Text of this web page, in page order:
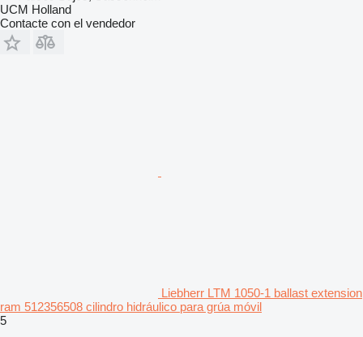
UCM Holland
Contacte con el vendedor
Liebherr LTM 1050-1 ballast extension
ram 512356508 cilindro hidráulico para grúa móvil
5